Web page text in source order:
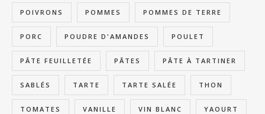
POIVRONS POMMES POMMES DE TERRE
PORC POUDRE D'AMANDES POULET
PÂTE FEUILLETÉE PÂTES PÂTE À TARTINER
SABLÉS TARTE TARTE SALÉE THON
TOMATES VANILLE VIN BLANC YAOURT